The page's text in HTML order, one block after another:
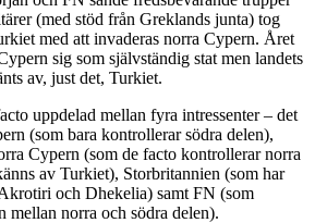
(med stöd från Greklands junta) tog
med att invaderas norra Cypern. Året
sig som självständig stat men landets
av, just det, Turkiet.
uppdelad mellan fyra intressenter – det
(som bara kontrollerar södra delen),
Cypern (som de facto kontrollerar norra
av Turkiet), Storbritannien (som har
och Dhekelia) samt FN (som
mellan norra och södra delen).